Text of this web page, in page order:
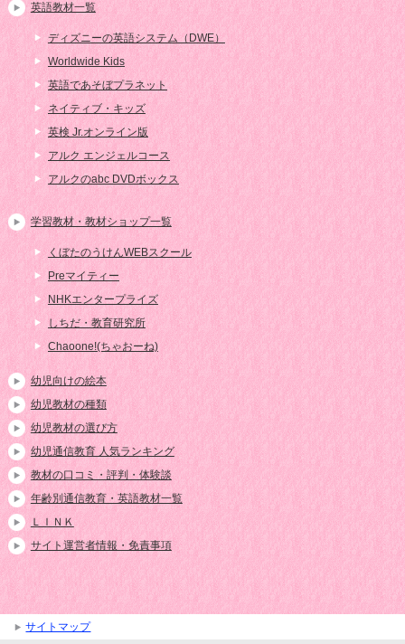
英語教材一覧
ディズニーの英語システム（DWE）
Worldwide Kids
英語であそぼプラネット
ネイティブ・キッズ
英検 Jr.オンライン版
アルク エンジェルコース
アルクのabc DVDボックス
学習教材・教材ショップ一覧
くぼたのうけんWEBスクール
Preマイティー
NHKエンタープライズ
しちだ・教育研究所
Chaoone!(ちゃおーね)
幼児向けの絵本
幼児教材の種類
幼児教材の選び方
幼児通信教育 人気ランキング
教材の口コミ・評判・体験談
年齢別通信教育・英語教材一覧
ＬＩＮＫ
サイト運営者情報・免責事項
サイトマップ